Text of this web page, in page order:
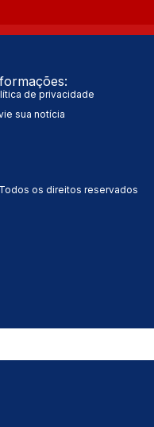
de privacidade
sua notícia
os direitos reservados